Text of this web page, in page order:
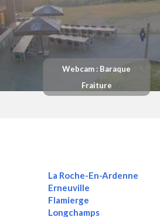
Webcam : Baraque
Fraiture
La Roche-En-Ardenne
Erneuville
Flamierge
Longchamps